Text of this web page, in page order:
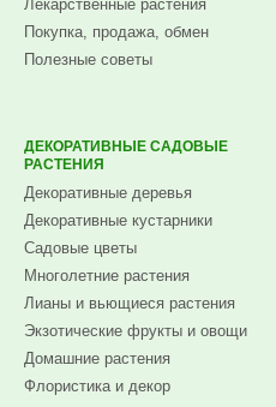
Лекарственные растения
Покупка, продажа, обмен
Полезные советы
ДЕКОРАТИВНЫЕ САДОВЫЕ
РАСТЕНИЯ
Декоративные деревья
Декоративные кустарники
Садовые цветы
Многолетние растения
Лианы и вьющиеся растения
Экзотические фрукты и овощи
Домашние растения
Флористика и декор